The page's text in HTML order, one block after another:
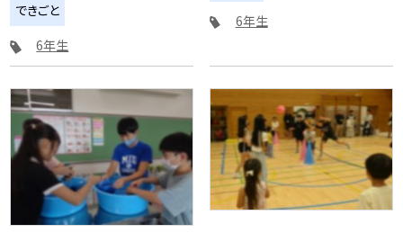
できごと
6年生
6年生